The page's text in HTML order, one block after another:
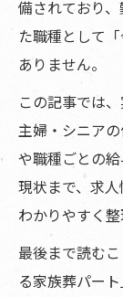
備されており
た職種として
ありません。
この記事では
主婦・シニア
や職種ごとの
現状まで、求
わかりやすく整
最後まで読む
る家族葬パー